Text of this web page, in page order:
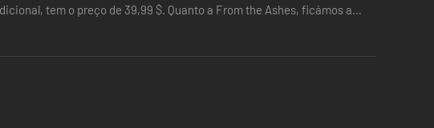
tem o preço de 39,99 $. Quanto a From the Ashes, ficámos a